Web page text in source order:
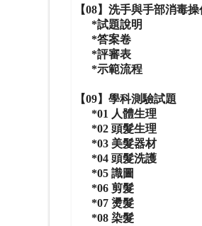
【08】洗手與手部消毒操
*試題說明
*答案卷
*評審表
*示範流程
【09】學科測驗試題
*01 人體生理
*02 頭髮生理
*03 美髮器材
*04 頭髮洗護
*05 識圖
*06 剪髮
*07 燙髮
*08 染髮